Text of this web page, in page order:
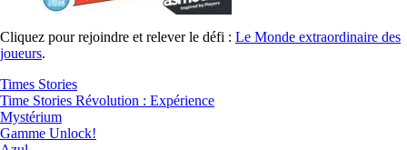
Cliquez pour rejoindre et relever le défi : Le Monde extraordinaire des
joueurs.
Times Stories
Time Stories Révolution : Expérience
Mystérium
Gamme Unlock!